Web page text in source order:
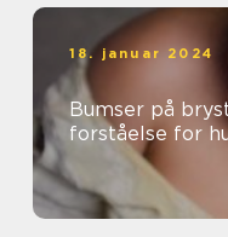
18. januar 2024
Bumser på
forståelse for